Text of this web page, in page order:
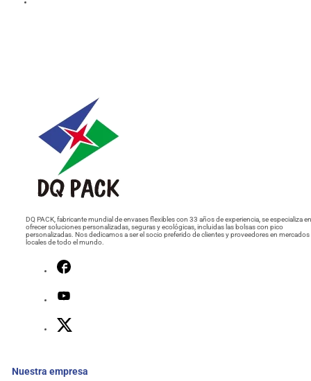
DQ PACK, fabricante mundial de envases flexibles con 33 años de experiencia, se especializa en
ofrecer soluciones personalizadas, seguras y ecológicas, incluidas las bolsas con pico
personalizadas. Nos dedicamos a ser el socio preferido de clientes y proveedores en mercados
locales de todo el mundo.
Nuestra empresa